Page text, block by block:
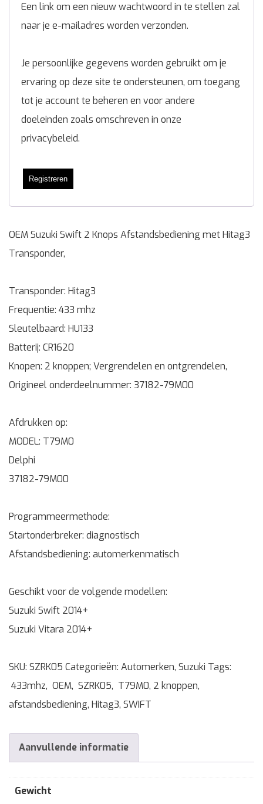
Een link om een nieuw wachtwoord in te stellen zal
naar je e-mailadres worden verzonden.
Je persoonlijke gegevens worden gebruikt om je
ervaring op deze site te ondersteunen, om toegang
tot je account te beheren en voor andere
doeleinden zoals omschreven in onze
privacybeleid.
Registreren
OEM Suzuki Swift 2 Knops Afstandsbediening met Hitag3
Transponder,
Transponder: Hitag3
Frequentie: 433 mhz
Sleutelbaard: HU133
Batterij: CR1620
Knopen: 2 knoppen; Vergrendelen en ontgrendelen,
Origineel onderdeelnummer: 37182-79M00
Afdrukken op:
MODEL: T79M0
Delphi
37182-79M00
Programmeermethode:
Startonderbreker: diagnostisch
Afstandsbediening: automerkenmatisch
Geschikt voor de volgende modellen:
Suzuki Swift 2014+
Suzuki Vitara 2014+
SKU: SZRK05 Categorieën: Automerken, Suzuki Tags:
433mhz, OEM, SZRK05, T79M0, 2 knoppen,
afstandsbediening, Hitag3, SWIFT
Aanvullende informatie
Gewicht